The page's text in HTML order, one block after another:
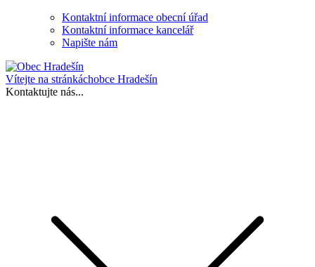
Kontaktní informace obecní úřad
Kontaktní informace kancelář
Napište nám
Vítejte na stránkáchobce Hradešín
Kontaktujte nás...